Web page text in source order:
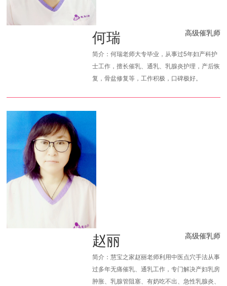
何瑞 高级催乳师
简介：何瑞老师大专毕业，从事过5年妇产科护
士工作，擅长催乳、通乳、乳腺炎护理，产后恢
复，骨盆修复等，工作积极，口碑极好。
赵丽 高级催乳师
简介：慧宝之家赵丽老师利用中医点穴手法从事
过多年无痛催乳、通乳工作，专门解决产妇乳房
肿胀、乳腺管阻塞、有奶吃不出、急性乳腺炎、